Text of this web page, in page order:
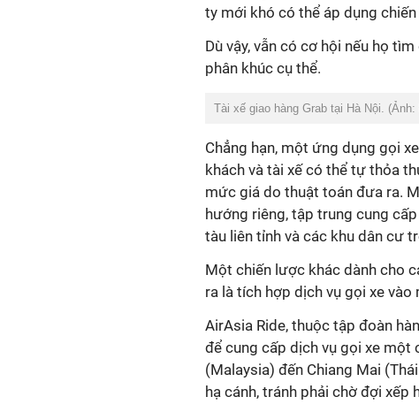
ty mới khó có thể áp dụng
Dù vậy, vẫn có cơ hội nếu họ
phân khúc cụ thể.
Tài xế giao hàng Grab tại Hà Nội.
Chẳng hạn, một ứng dụng gọi
khách và tài xế có thể tự thỏa
mức giá do thuật toán đưa ra.
hướng riêng, tập trung cung
tàu liên tỉnh và các khu dân cư
Một chiến lược khác dành cho
ra là tích hợp dịch vụ gọi xe vào
AirAsia Ride, thuộc tập đoàn
để cung cấp dịch vụ gọi xe một
(Malaysia) đến Chiang Mai
hạ cánh, tránh phải chờ đợi xếp